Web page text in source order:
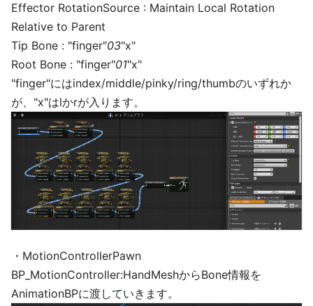
Effector RotationSource : Maintain Local Rotation
Relative to Parent
Tip Bone : "finger"03"x"
Root Bone : "finger"01"x"
"finger"にはindex/middle/pinky/ring/thumbのいずれか
が、"x"はlかrが入ります。
・MotionControllerPawn
BP_MotionController:HandMeshからBone情報を
AnimationBPに渡していきます。